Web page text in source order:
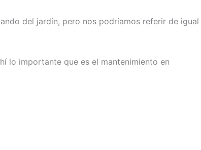
del jardín, pero nos podríamos referir de igual
lo importante que es el mantenimiento en